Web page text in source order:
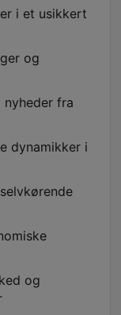
i et usikkert
og
nyheder fra
dynamikker i
og